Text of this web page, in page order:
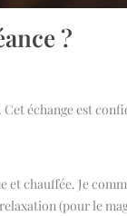
?
Cet échange est
et chauffée. Je
(pour le